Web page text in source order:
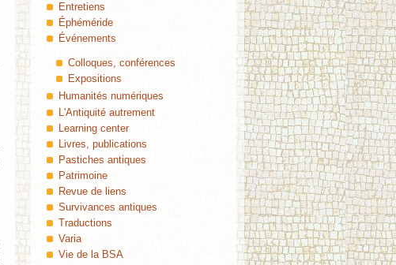
Entretiens
Éphéméride
Événements
Colloques, conférences
Expositions
Humanités numériques
L'Antiquité autrement
Learning center
Livres, publications
Pastiches antiques
Patrimoine
Revue de liens
Survivances antiques
Traductions
Varia
Vie de la BSA